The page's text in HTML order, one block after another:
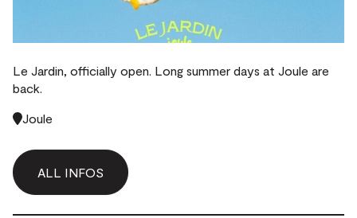
Le Jardin, officially open. Long summer days at Joule are
back.
Joule
ALL INFOS